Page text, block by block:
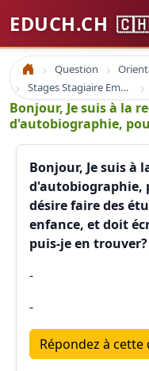
EDUCH.CH
Accueil Question
Stages Stagiaire Emploi
Bonjour, Je suis à la
d'autobiographie,
Bonjour, Je suis à
d'autobiographie,
désire faire des
enfance, et doit
puis-je en
-
-
Répondez à cette